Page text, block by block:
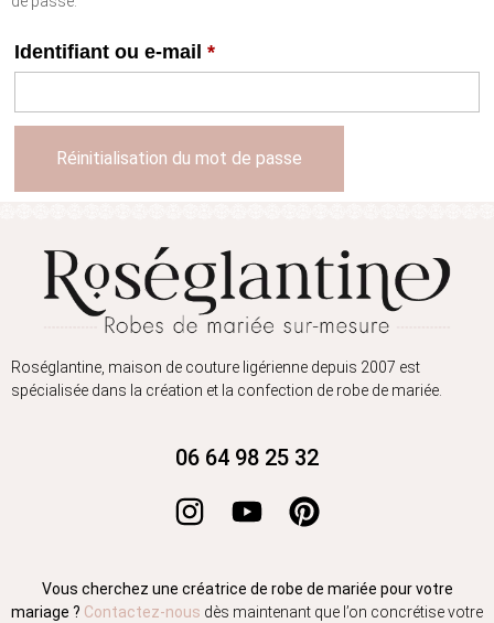
Identifiant ou e-mail *
Réinitialisation du mot de passe
Roséglantine, maison de couture ligérienne depuis 2007 est
spécialisée dans la création et la confection de robe de mariée.
06 64 98 25 32
Vous cherchez une créatrice de robe de mariée pour votre
mariage ? Contactez-nous dès maintenant que l’on concrétise votre